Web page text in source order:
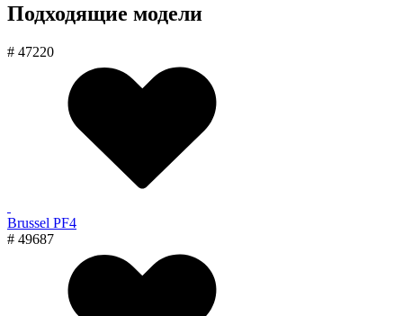
Подходящие модели
# 47220
Brussel PF4
# 49687